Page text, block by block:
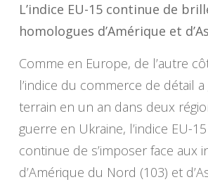
L’indice EU-15 continue de
homologues d’Amérique et
Comme en Europe, de l’autre
l’indice du commerce de détail a
terrain en un an dans deux
guerre en Ukraine, l’indice EU-
continue de s’imposer face aux
d’Amérique du Nord (103) et